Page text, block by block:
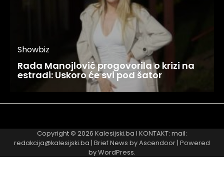
Showbiz
Rada Manojlović progovorila o krizi na
estradi: Uskoro će svi pod šator
Copyright © 2026 Kalesijski.ba I KONTAKT: mail:
redakcija@kalesijski.ba | Brief News byAscendoor | Powered
byWordPress.